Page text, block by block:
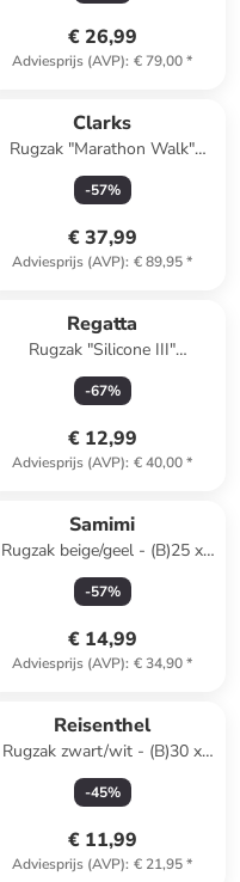
€ 26,99
Adviesprijs (AVP): € 79,00*
Clarks
Rugzak "Marathon Walk"
zwart - (B)40 x (H)39,5 x
(D)11,5 cm
-57%
€ 37,99
Adviesprijs (AVP): € 89,95*
Regatta
Rugzak "Silicone III"
blauw/zwart - (B)25,5 x (H)45
x (D)12 cm
-67%
€ 12,99
Adviesprijs (AVP): € 40,00*
Samimi
Rugzak beige/geel - (B)25 x
(H)32 x (D)10 cm
-57%
€ 14,99
Adviesprijs (AVP): € 34,90*
Reisenthel
Rugzak zwart/wit - (B)30 x
(H)45 x (D)11 cm
-45%
€ 11,99
Adviesprijs (AVP): € 21,95*